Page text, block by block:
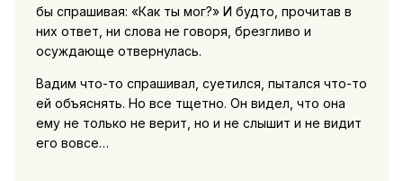
бы спрашивая: «Как ты мог?» И будто, прочитав в
них ответ, ни слова не говоря, брезгливо и
осуждающе отвернулась.
Вадим что-то спрашивал, суетился, пытался что-то
ей объяснять. Но все тщетно. Он видел, что она
ему не только не верит, но и не слышит и не видит
его вовсе…